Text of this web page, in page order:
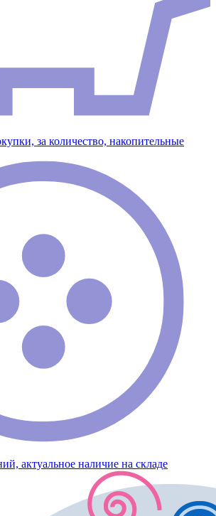
за количество, накопительные
актуальное наличие на складе